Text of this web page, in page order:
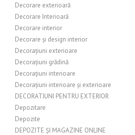
Decorare exterioară
Decorare Interioară
Decorare interior
Decorare și design interior
Decorațiuni exterioare
Decorațiuni grădină
Decorațiuni interioare
Decorațiuni interioare și exterioare
DECORATIUNI PENTRU EXTERIOR
Depozitare
Depozite
DEPOZITE ȘI MAGAZINE ONLINE